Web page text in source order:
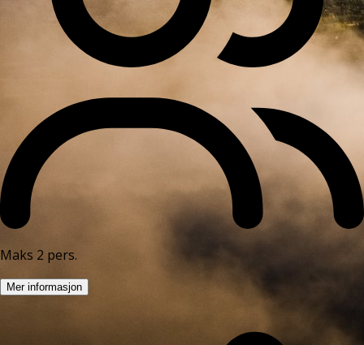
Maks 2 pers.
Mer informasjon